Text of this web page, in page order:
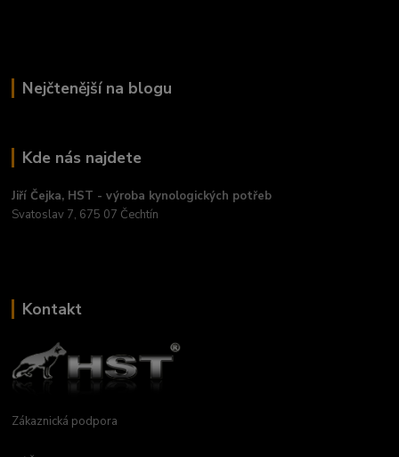
Nejčtenější na blogu
Kde nás najdete
Jiří Čejka, HST - výroba kynologických potřeb
Svatoslav 7, 675 07 Čechtín
Kontakt
Zákaznická podpora